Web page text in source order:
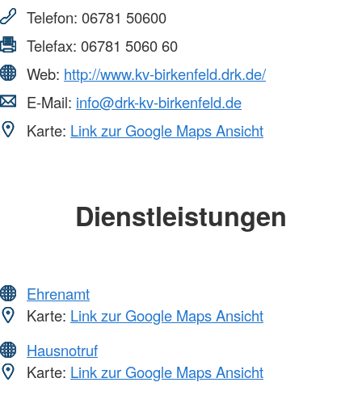
Telefon: 06781 50600
Telefax: 06781 5060 60
Web: http://www.kv-birkenfeld.drk.de/
E-Mail: info@drk-kv-birkenfeld.de
Karte: Link zur Google Maps Ansicht
Dienstleistungen
Ehrenamt
Karte: Link zur Google Maps Ansicht
Hausnotruf
Karte: Link zur Google Maps Ansicht